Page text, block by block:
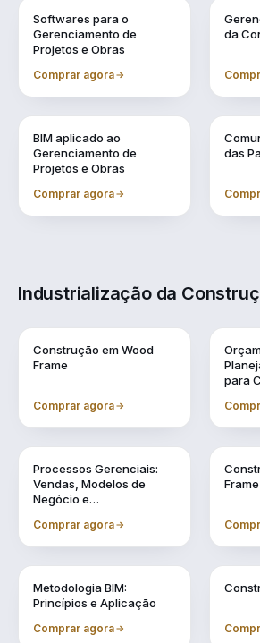
Softwares para o
Gerenciamento de
Projetos e Obras
Comprar agora
da
BIM aplicado ao
Gerenciamento de
Projetos e Obras
Comprar agora
das
Industrialização da
Construção em Wood
Frame
Comprar agora
para
Processos Gerenciais:
Vendas, Modelos de
Negócio e
Comprar agora
Frame
Metodologia BIM:
Princípios e Aplicação
Comprar agora